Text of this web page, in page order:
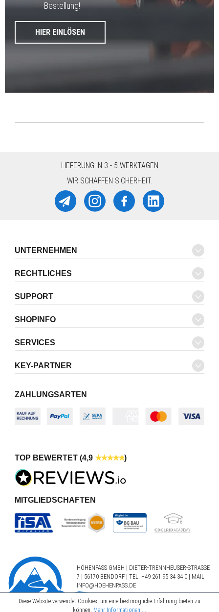
Bestellung!
HIER EINLÖSEN
LIEFERUNG IN 3 - 5 WERKTAGEN
WIR SCHAFFEN SICHERHEIT.
UNTERNEHMEN
RECHTLICHES
SUPPORT
SHOPINFO
SERVICES
KEY-PARTNER
ZAHLUNGSARTEN
TOP BEWERTET (4,9 )
MITGLIEDSCHAFTEN
HÖHENPASS GMBH | DIETER-TRENNHEUSER-STRASSE 7
| 56170 BENDORF | TEL.
+49 261 95 34 34 0| MAIL
INFO@HOEHENPASS.DE
Diese Website verwendet Cookies, um eine bestmögliche Erfahrung bieten zu
können. Mehr Informationen ...